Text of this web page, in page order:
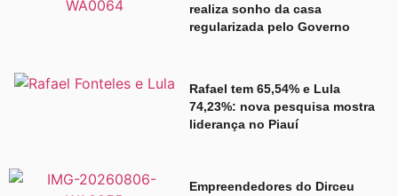
realiza sonho da casa
regularizada pelo Governo
Rafael tem 65,54% e Lula
74,23%: nova pesquisa mostra
liderança no Piauí
Empreendedores do Dirceu